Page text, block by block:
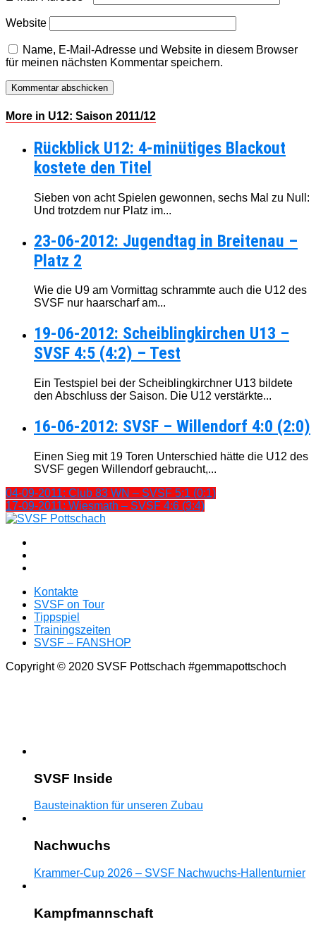
Website
Name, E-Mail-Adresse und Website in diesem Browser
für meinen nächsten Kommentar speichern.
More in U12: Saison 2011/12
Rückblick U12: 4-minütiges Blackout
kostete den Titel
Sieben von acht Spielen gewonnen, sechs Mal zu Null:
Und trotzdem nur Platz im...
23-06-2012: Jugendtag in Breitenau –
Platz 2
Wie die U9 am Vormittag schrammte auch die U12 des
SVSF nur haarscharf am...
19-06-2012: Scheiblingkirchen U13 –
SVSF 4:5 (4:2) – Test
Ein Testspiel bei der Scheiblingkirchner U13 bildete
den Abschluss der Saison. Die U12 verstärkte...
16-06-2012: SVSF – Willendorf 4:0 (2:0)
Einen Sieg mit 19 Toren Unterschied hätte die U12 des
SVSF gegen Willendorf gebraucht,...
04-09-2011: Club 83 WN – SVSF 5:1 (0:1)
17-09-2011: Wiesmath – SVSF 4:6 (3:4)
Kontakte
SVSF on Tour
Tippspiel
Trainingszeiten
SVSF – FANSHOP
Copyright © 2020 SVSF Pottschach #gemmapottschoch
SVSF Inside
Bausteinaktion für unseren Zubau
Nachwuchs
Krammer-Cup 2026 – SVSF Nachwuchs-Hallenturnier
Kampfmannschaft